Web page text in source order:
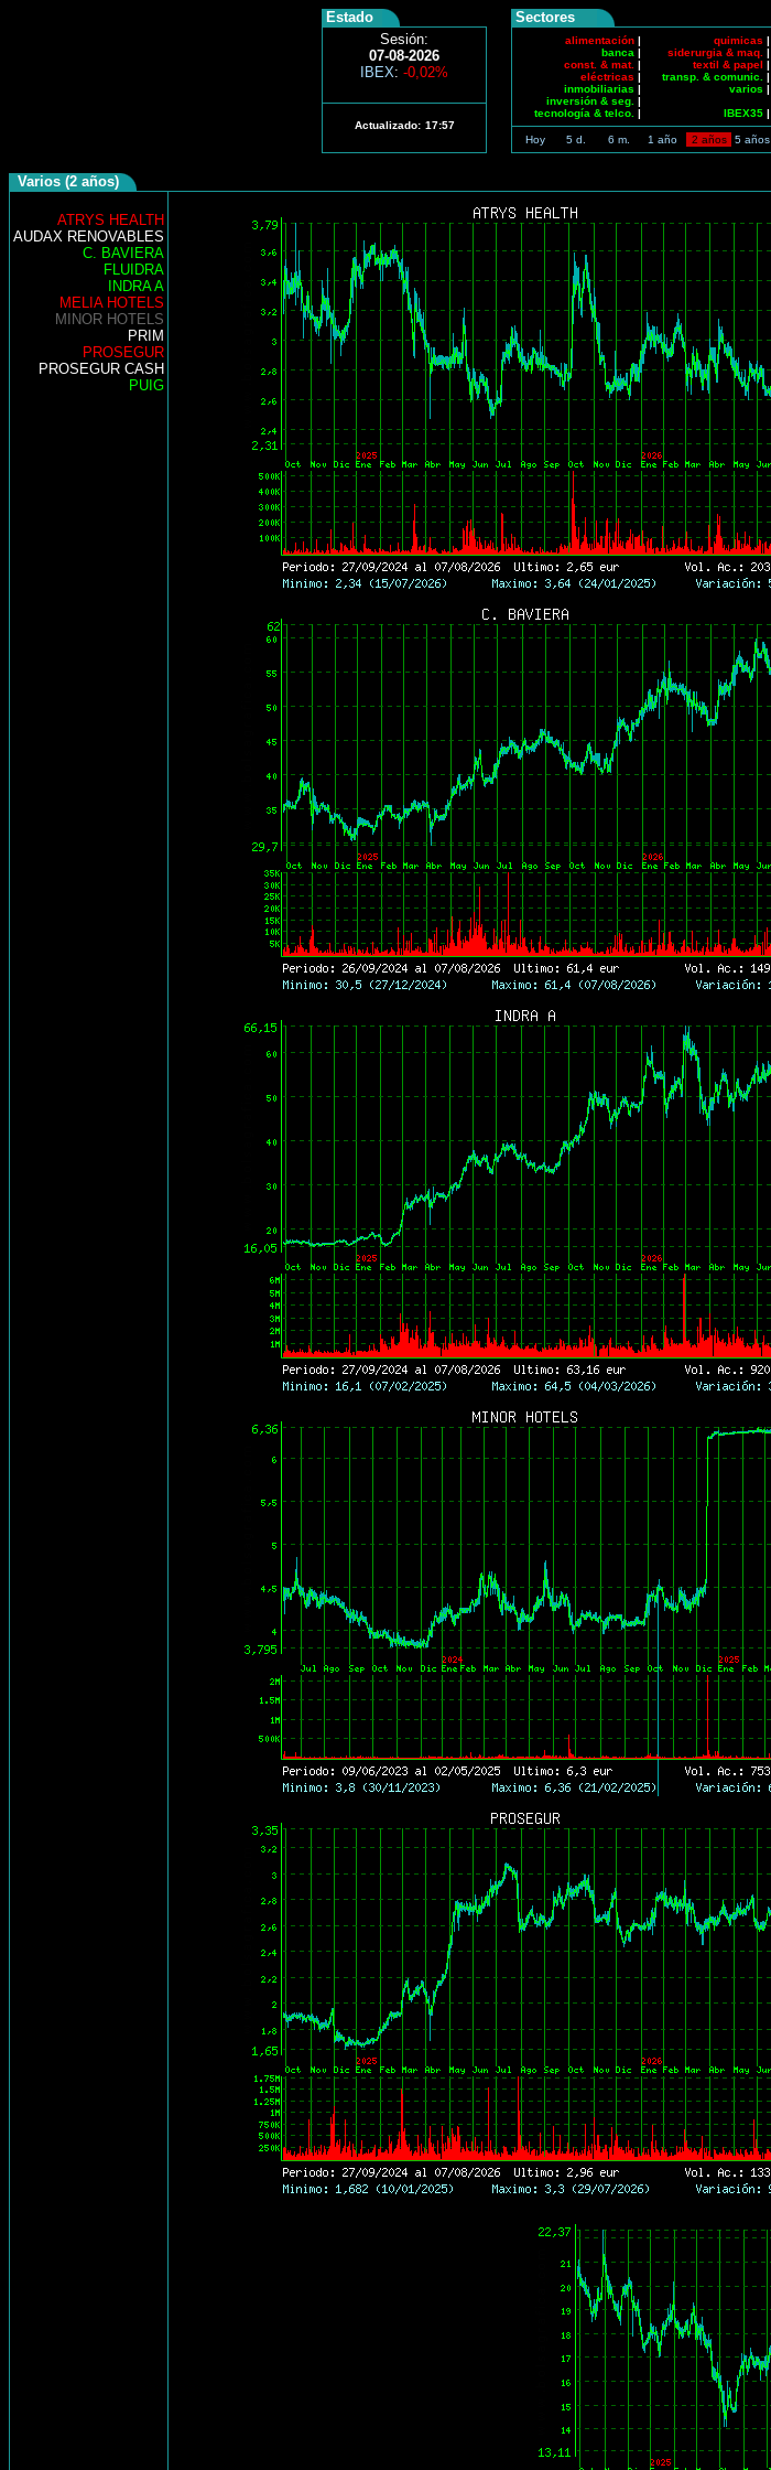
Estado
Sesión:
07-08-2026
IBEX: -0,02%
Actualizado: 17:57
Sectores
alimentación |
banca |
const. & mat. |
eléctricas |
inmobiliarias |
inversión & seg. |
tecnología & telco. |
quimicas |
siderurgia & maq. |
textil & papel |
transp. & comunic.
|
varios |
IBEX35 |
Hoy 5 d. 6 m. 1 año 2 años 5 años
Varios (2 años)
ATRYS HEALTH
AUDAX RENOVABLES
C. BAVIERA
FLUIDRA
INDRA A
MELIA HOTELS
MINOR HOTELS
PRIM
PROSEGUR
PROSEGUR CASH
PUIG